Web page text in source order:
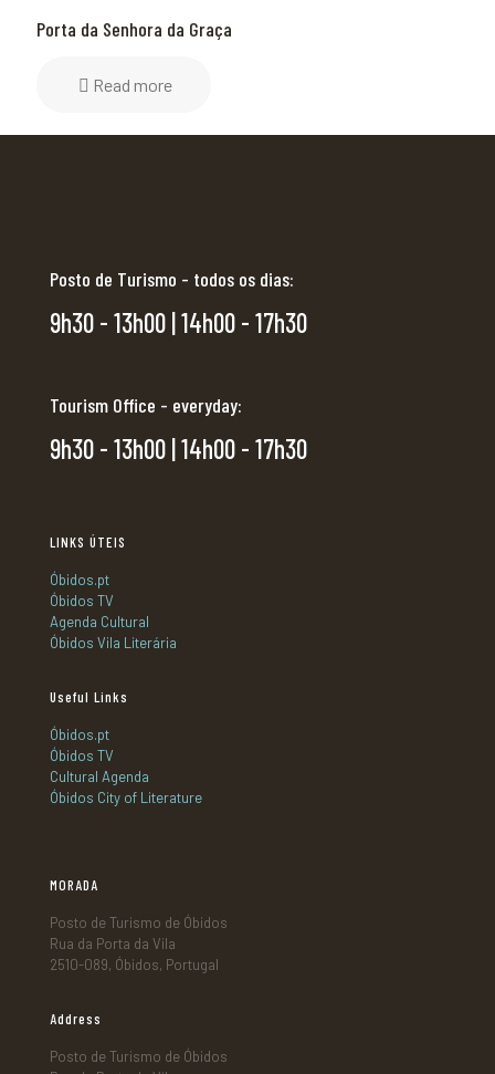
Porta da Senhora da Graça
Read more
Posto de Turismo - todos os dias:
9h30 - 13h00 | 14h00 - 17h30
Tourism Office - everyday:
9h30 - 13h00 | 14h00 - 17h30
LINKS ÚTEIS
Óbidos.pt
Óbidos TV
Agenda Cultural
Óbidos Vila Literária
Useful Links
Óbidos.pt
Óbidos TV
Cultural Agenda
Óbidos City of Literature
MORADA
Posto de Turismo de Óbidos
Rua da Porta da Vila
2510-089, Óbidos, Portugal
Address
Posto de Turismo de Óbidos